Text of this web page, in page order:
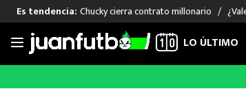
Saltar
Es tendencia: Chucky cierra contrato millonario
LIGA MX
FUT
LO ÚLTIMO